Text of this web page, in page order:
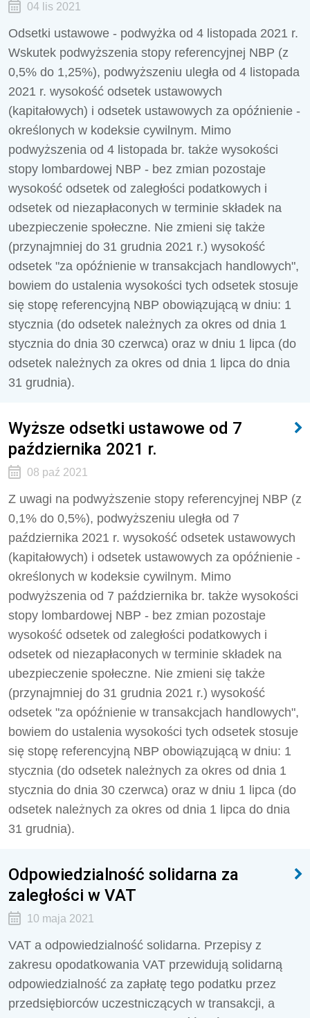
04 lis 2021
Odsetki ustawowe - podwyżka od 4 listopada 2021 r.
Wskutek podwyższenia stopy referencyjnej NBP (z
0,5% do 1,25%), podwyższeniu uległa od 4 listopada
2021 r. wysokość odsetek ustawowych
(kapitałowych) i odsetek ustawowych za opóźnienie -
określonych w kodeksie cywilnym. Mimo
podwyższenia od 4 listopada br. także wysokości
stopy lombardowej NBP - bez zmian pozostaje
wysokość odsetek od zaległości podatkowych i
odsetek od niezapłaconych w terminie składek na
ubezpieczenie społeczne. Nie zmieni się także
(przynajmniej do 31 grudnia 2021 r.) wysokość
odsetek "za opóźnienie w transakcjach handlowych",
bowiem do ustalenia wysokości tych odsetek stosuje
się stopę referencyjną NBP obowiązującą w dniu: 1
stycznia (do odsetek należnych za okres od dnia 1
stycznia do dnia 30 czerwca) oraz w dniu 1 lipca (do
odsetek należnych za okres od dnia 1 lipca do dnia
31 grudnia).
Wyższe odsetki ustawowe od 7
października 2021 r.
08 paź 2021
Z uwagi na podwyższenie stopy referencyjnej NBP (z
0,1% do 0,5%), podwyższeniu uległa od 7
października 2021 r. wysokość odsetek ustawowych
(kapitałowych) i odsetek ustawowych za opóźnienie -
określonych w kodeksie cywilnym. Mimo
podwyższenia od 7 października br. także wysokości
stopy lombardowej NBP - bez zmian pozostaje
wysokość odsetek od zaległości podatkowych i
odsetek od niezapłaconych w terminie składek na
ubezpieczenie społeczne. Nie zmieni się także
(przynajmniej do 31 grudnia 2021 r.) wysokość
odsetek "za opóźnienie w transakcjach handlowych",
bowiem do ustalenia wysokości tych odsetek stosuje
się stopę referencyjną NBP obowiązującą w dniu: 1
stycznia (do odsetek należnych za okres od dnia 1
stycznia do dnia 30 czerwca) oraz w dniu 1 lipca (do
odsetek należnych za okres od dnia 1 lipca do dnia
31 grudnia).
Odpowiedzialność solidarna za
zaległości w VAT
10 maja 2021
VAT a odpowiedzialność solidarna. Przepisy z
zakresu opodatkowania VAT przewidują solidarną
odpowiedzialność za zapłatę tego podatku przez
przedsiębiorców uczestniczących w transakcji, a